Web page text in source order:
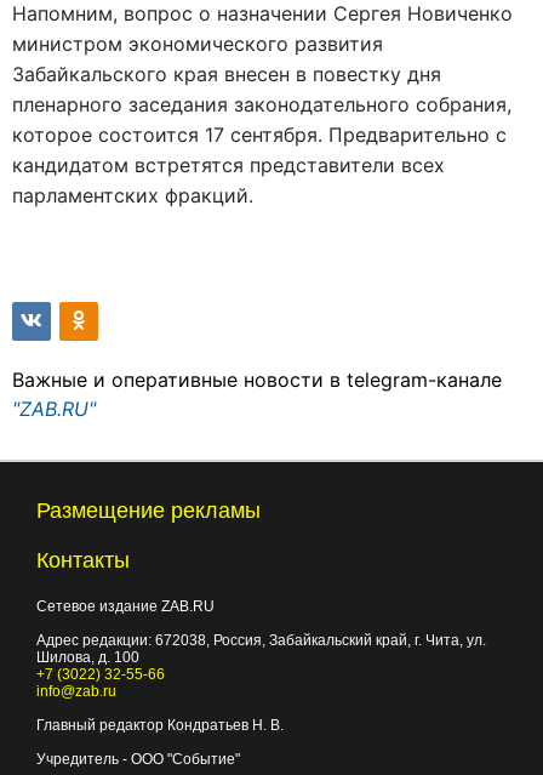
Напомним, вопрос о назначении Сергея Новиченко
министром экономического развития
Забайкальского края внесен в повестку дня
пленарного заседания законодательного собрания,
которое состоится 17 сентября. Предварительно с
кандидатом встретятся представители всех
парламентских фракций.
Важные и оперативные новости в telegram-канале
"ZAB.RU"
Размещение рекламы
Контакты
Сетевое издание ZAB.RU
Адрес редакции: 672038, Россия, Забайкальский край, г. Чита, ул.
Шилова, д. 100
+7 (3022) 32-55-66
info@zab.ru
Главный редактор Кондратьев Н. В.
Учредитель - ООО "Событие"